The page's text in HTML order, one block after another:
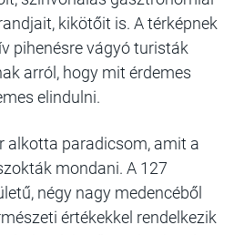
kikötőit is. A térképnek
pihenésre vágyó turisták
arról, hogy mit érdemes
elindulni.
alkotta paradicsom, amit a
mondani. A 127
négy nagy medencéből
értékekkel rendelkezik